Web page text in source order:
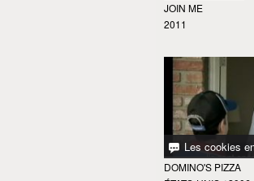
JOIN ME
2011
Les cookies
DOMINO'S PIZZA